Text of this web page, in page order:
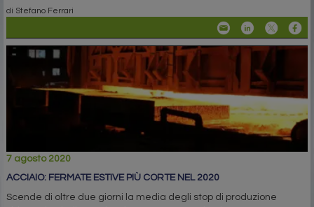
di Stefano Ferrari
7 agosto 2020
ACCIAIO: FERMATE ESTIVE PIÙ CORTE NEL 2020
Scende di oltre due giorni la media degli stop di produzione